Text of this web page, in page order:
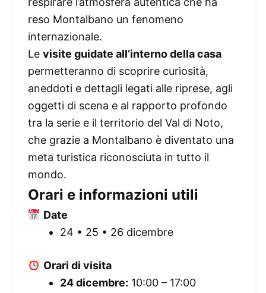
reso Montalbano un fenomeno
internazionale.
Le visite guidate all’interno della casa
permetteranno di scoprire curiosità,
aneddoti e dettagli legati alle riprese, agli
oggetti di scena e al rapporto profondo
tra la serie e il territorio del Val di Noto,
che grazie a Montalbano è diventato una
meta turistica riconosciuta in tutto il
mondo.
Orari e informazioni utili
Date
24 • 25 • 26 dicembre
Orari di visita
24 dicembre: 10:00 – 17:00